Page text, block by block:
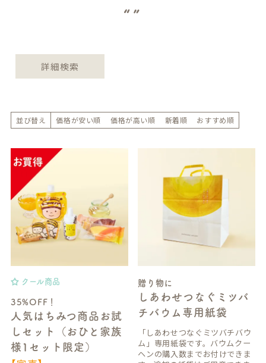
“”
詳細検索
並び替え 価格が安い順 価格が高い順 新着順 おすすめ順
クール商品
35%OFF！
人気はちみつ商品お試
しセット（おひと家族
様1セット限定）
贈り物に
しあわせつなぐミツバ
チバウム専用紙袋
「しあわせつなぐミツバチバウ
ム」専用紙袋です。バウムクー
ヘンの購入数までお付けできま